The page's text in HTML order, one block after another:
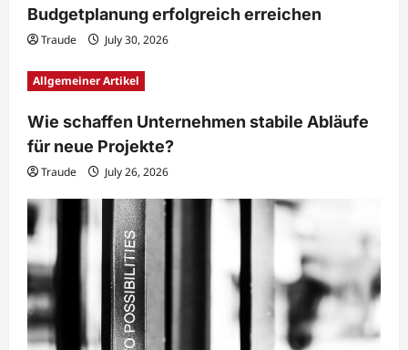
Budgetplanung erfolgreich erreichen
Traude July 30, 2026
Allgemeiner Artikel
Wie schaffen Unternehmen stabile Abläufe
für neue Projekte?
Traude July 26, 2026